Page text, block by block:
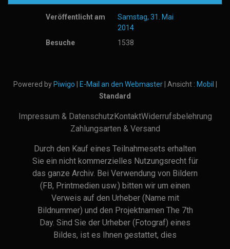
Veröffentlicht am
Samstag, 31. Mai
2014
Besuche
1538
Powered by Piwigo E-Mail an den Webmaster| Ansicht : Mobil
Standard
Impressum & DatenschutzKontaktWiderrufsbelehrung
Zahlungsarten & Versand
Durch den Kauf eines Teilnahmesets erhalten
Sie ein nicht kommerzielles Nutzungsrecht für
das ganze Archiv. Bei Verwendung von Bildern
(FB, Printmedien usw.) bitten wir um einen
Verweis auf den Urheber (Name mit
Bildnummer) und den Projektnamen The 7th
Day. Sind Sie der Urheber (Fotograf) eines
Bildes, ist es Ihnen gestattet, dies